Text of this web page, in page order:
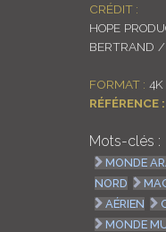
CRÉDIT :
HOPE
BERTRAND /
FORMAT : 4K
RÉFÉRENCE :
Mots-clés :
MONDE
NORD
AÉRIEN
MONDE